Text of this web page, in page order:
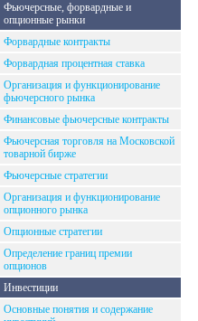
Фьючерсные, форвардные и
опционные рынки
Форвардные контракты
Форвардная процентная ставка
Организация и функционирование
фьючерсного рынка
Финансовые фьючерсные контракты
Фьючерсная торговля на Московской
товарной бирже
Фьючерсные стратегии
Организация и функционирование
опционного рынка
Опционные стратегии
Определение границ премии
опционов
Инвестиции
Основные понятия и содержание